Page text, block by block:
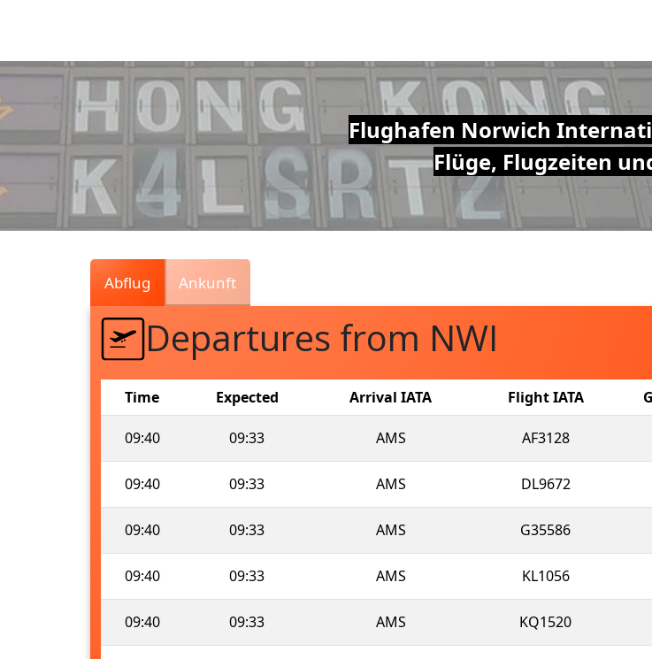
Traffic
Live
Flughafen Norwich
Flüge, Flugzeiten
Abflug Ankunft
Departures from NWI
Time Expected Arrival IATA Flight IATA
09:40 09:33 AMS AF3128
09:40 09:33 AMS DL9672
09:40 09:33 AMS G35586
09:40 09:33 AMS KL1056
09:40 09:33 AMS KQ1520